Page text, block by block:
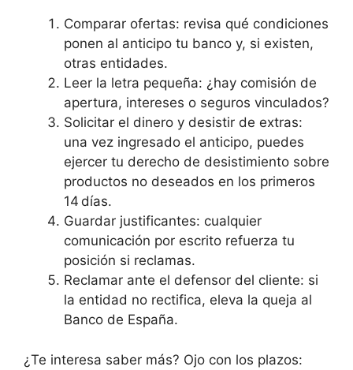
Comparar ofertas: revisa qué condiciones
ponen al anticipo tu banco y, si existen,
otras entidades.
Leer la letra pequeña: ¿hay comisión de
apertura, intereses o seguros vinculados?
Solicitar el dinero y desistir de extras:
una vez ingresado el anticipo, puedes
ejercer tu derecho de desistimiento sobre
productos no deseados en los primeros
14 días.
Guardar justificantes: cualquier
comunicación por escrito refuerza tu
posición si reclamas.
Reclamar ante el defensor del cliente: si
la entidad no rectifica, eleva la queja al
Banco de España.
¿Te interesa saber más? Ojo con los plazos: